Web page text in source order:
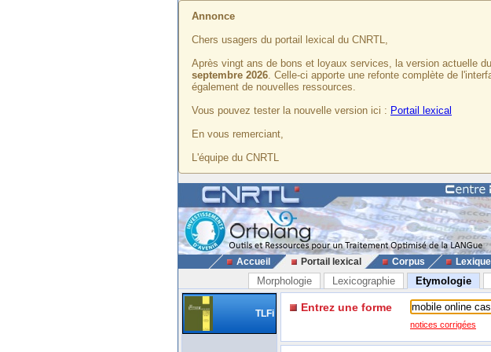
Annonce
Chers usagers du portail lexical du CNRTL,
Après vingt ans de bons et loyaux services, la version actuelle
septembre 2026. Celle-ci apporte une refonte complète de
également de nouvelles ressources.
Vous pouvez tester la nouvelle version ici : Portail lexical
En vous remerciant,
L'équipe du CNRTL
Accueil Portail lexical Corpus
Morphologie Lexicographie Etymologie
TLFi Entrez une forme
notices corrigées